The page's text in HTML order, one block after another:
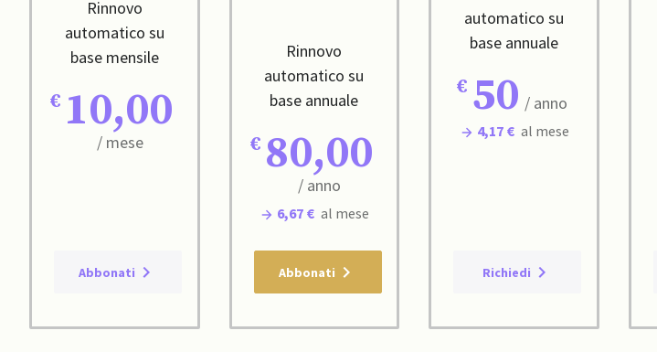
Rinnovo
automatico su
base mensile
10,00
/ mese
Abbonati
Rinnovo
automatico su
base annuale
80,00
/ anno
6,67 € al mese
Abbonati
automatico su
base annuale
50 / anno
4,17 € al mese
Richiedi